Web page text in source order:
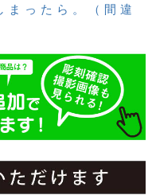
まったら。（間違